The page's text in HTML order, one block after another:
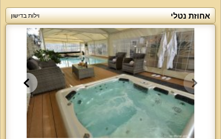
אחוזת נטלי וילות בדישון